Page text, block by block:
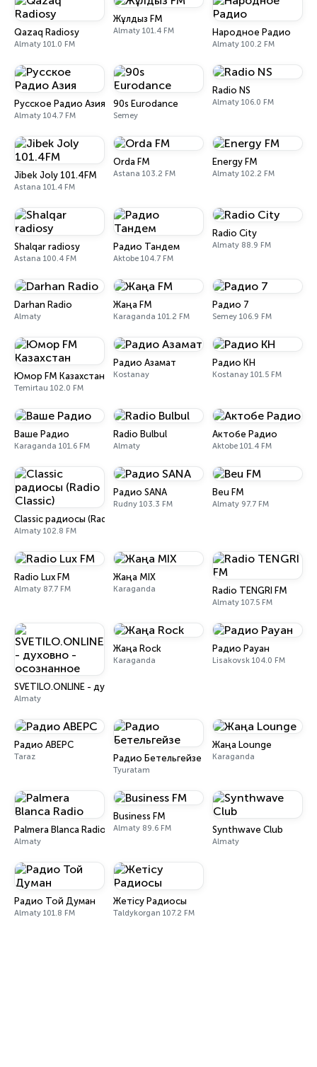
Qazaq Radiosy
Almaty 101.0 FM
Жұлдыз FM
Almaty 101.4 FM Народное Радио
Almaty 100.2 FM
Русское Радио Азия
Almaty 104.7 FM
90s Eurodance
Semey
Radio NS
Almaty 106.0 FM
Jibek Joly 101.4FM
Astana 101.4 FM
Orda FM
Astana 103.2 FM
Energy FM
Almaty 102.2 FM
Shalqar radiosy
Astana 100.4 FM
Радио Тандем
Aktobe 104.7 FM
Radio City
Almaty 88.9 FM
Darhan Radio
Almaty
Жаңа FM
Karaganda 101.2 FM
Радио 7
Semey 106.9 FM
Юмор FM Казахстан
Temirtau 102.0 FM
Радио Азамат
Kostanay
Радио КН
Kostanay 101.5 FM
Ваше Радио
Karaganda 101.6 FM
Radio Bulbul
Almaty
Актобе Радио
Aktobe 101.4 FM
Classic радиосы (Radio Classic)
Almaty 102.8 FM
Радио SANA
Rudny 103.3 FM
Beu FM
Almaty 97.7 FM
Radio Lux FM
Almaty 87.7 FM
Жаңа MIX
Karaganda Radio TENGRI FM
Almaty 107.5 FM
SVETILO.ONLINE - духовно - осознанное
Almaty
Жаңа Rock
Karaganda
Радио Рауан
Lisakovsk 104.0 FM
Радио АВЕРС
Taraz Радио Бетельгейзе
Tyuratam
Жаңа Lounge
Karaganda
Palmera Blanca Radio
Almaty
Business FM
Almaty 89.6 FM Synthwave Club
Almaty
Радио Той Думан
Almaty 101.8 FM
Жетісу Радиосы
Taldykorgan 107.2 FM